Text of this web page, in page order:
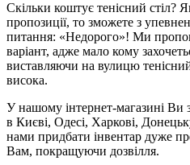
Скільки коштує тенісний стіл?
пропозиції, то зможете з
питання: «Недорого»! Ми
варіант, адже мало кому
виставляючи на вулицю
висока.
У нашому інтернет-магазині Ви
в Києві, Одесі, Харкові,
нами придбати інвентар дуже
Вам, покращуючи дозвілля.